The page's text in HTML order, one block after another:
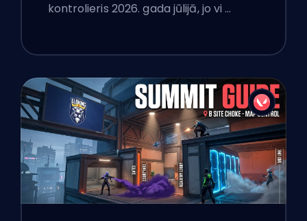
kontrolieris 2026. gada jūlijā, jo vi …